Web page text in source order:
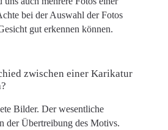
bei der Auswahl der Fotos
gut erkennen können.
zwischen einer Karikatur
Bilder. Der wesentliche
der Übertreibung des Motivs.